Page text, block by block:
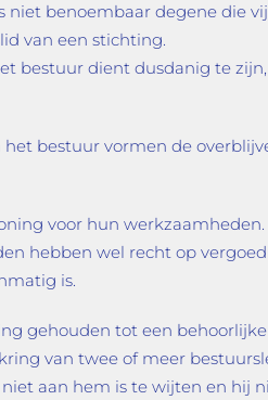
benoembaar degene die
van een stichting.
dient dusdanig te zijn,
bestuur vormen de
voor hun
hebben wel recht op
is.
gehouden tot een
van twee of meer
aan hem is te wijten en hij